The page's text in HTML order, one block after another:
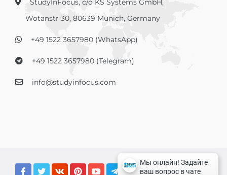
StudyInFocus, c/o KS Systems GmbH,
Wotanstr 30, 80639 Munich, Germany
+49 1522 3657980 (WhatsApp)
+49 1522 3657980 (Telegram)
info@studyinfocus.com